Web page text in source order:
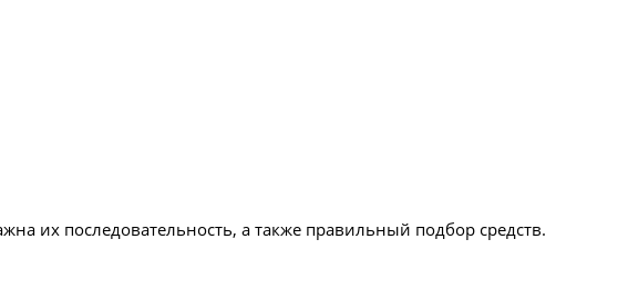
их последовательность, а также правильный подбор средств.